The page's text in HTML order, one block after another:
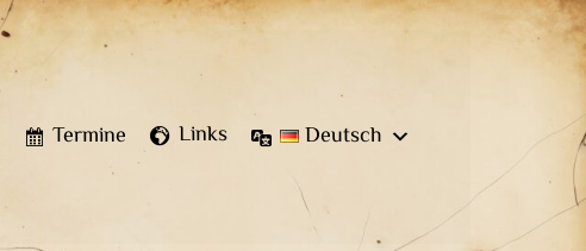
Termine Links Deutsch